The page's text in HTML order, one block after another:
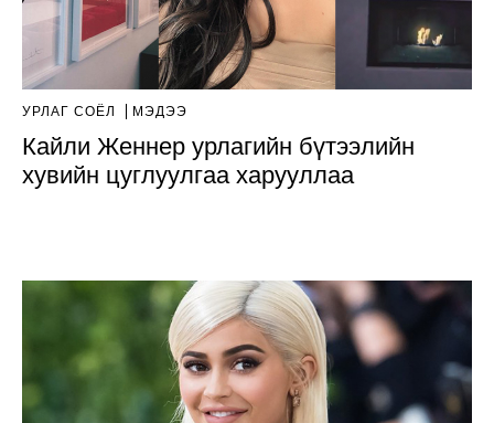
УРЛАГ СОЁЛ МЭДЭЭ
Кайли Женнер урлагийн бүтээлийн
хувийн цуглуулгаа харууллаа